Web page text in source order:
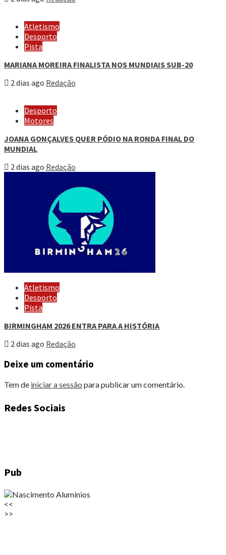
Atletismo
Desporto
Pista
MARIANA MOREIRA FINALISTA NOS MUNDIAIS SUB-20
2 dias ago Redação
Desporto
Motores
JOANA GONÇALVES QUER PÓDIO NA RONDA FINAL DO
MUNDIAL
2 dias ago Redação
Atletismo
Desporto
Pista
BIRMINGHAM 2026 ENTRA PARA A HISTÓRIA
2 dias ago Redação
Deixe um comentário
Tem de iniciar a sessão para publicar um comentário.
Redes Sociais
Pub
<<
>>